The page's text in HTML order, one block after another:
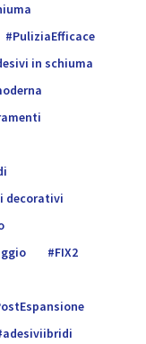
PuliziaEfficace
in schiuma
decorativi
FIX2
adesiviibridi